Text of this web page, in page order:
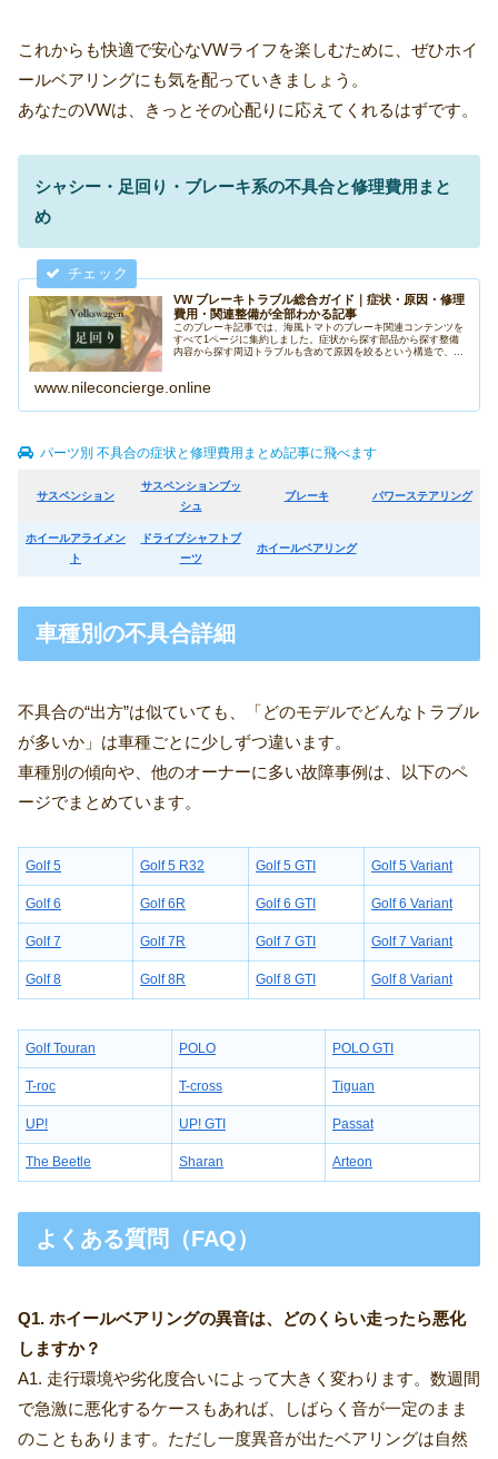
これからも快適で安心なVWライフを楽しむために、ぜひホイ
ールベアリングにも気を配っていきましょう。
あなたのVWは、きっとその心配りに応えてくれるはずです。
シャシー・足回り・ブレーキ系の不具合と修理費用まと
め
VW ブレーキトラブル総合ガイド｜症状・原因・修理
費用・関連整備が全部わかる記事
このブレーキ記事では、海風トマトのブレーキ関連コンテンツを
すべて1ページに集約しました。症状から探す部品から探す整備
内容から探す周辺トラブルも含めて原因を絞るという構造で、迷
www.nileconcierge.online
パーツ別 不具合の症状と修理費用まとめ記事に飛べます
サスペンション
サスペンションブッ
シュ
ブレーキ パワーステアリング
ホイールアライメン
ト
ドライブシャフトブ
ーツ
ホイールベアリング
車種別の不具合詳細
不具合の“出方”は似ていても、「どのモデルでどんなトラブル
が多いか」は車種ごとに少しずつ違います。
車種別の傾向や、他のオーナーに多い故障事例は、以下のペ
ージでまとめています。
Golf 5 Golf 5 R32 Golf 5 GTI Golf 5 Variant
Golf 6 Golf 6R Golf 6 GTI Golf 6 Variant
Golf 7 Golf 7R Golf 7 GTI Golf 7 Variant
Golf 8 Golf 8R Golf 8 GTI Golf 8 Variant
Golf Touran POLO POLO GTI
T-roc T-cross Tiguan
UP! UP! GTI Passat
The Beetle Sharan Arteon
よくある質問（FAQ）
Q1. ホイールベアリングの異音は、どのくらい走ったら悪化
しますか？
A1. 走行環境や劣化度合いによって大きく変わります。数週間
で急激に悪化するケースもあれば、しばらく音が一定のまま
のこともあります。ただし一度異音が出たベアリングは自然